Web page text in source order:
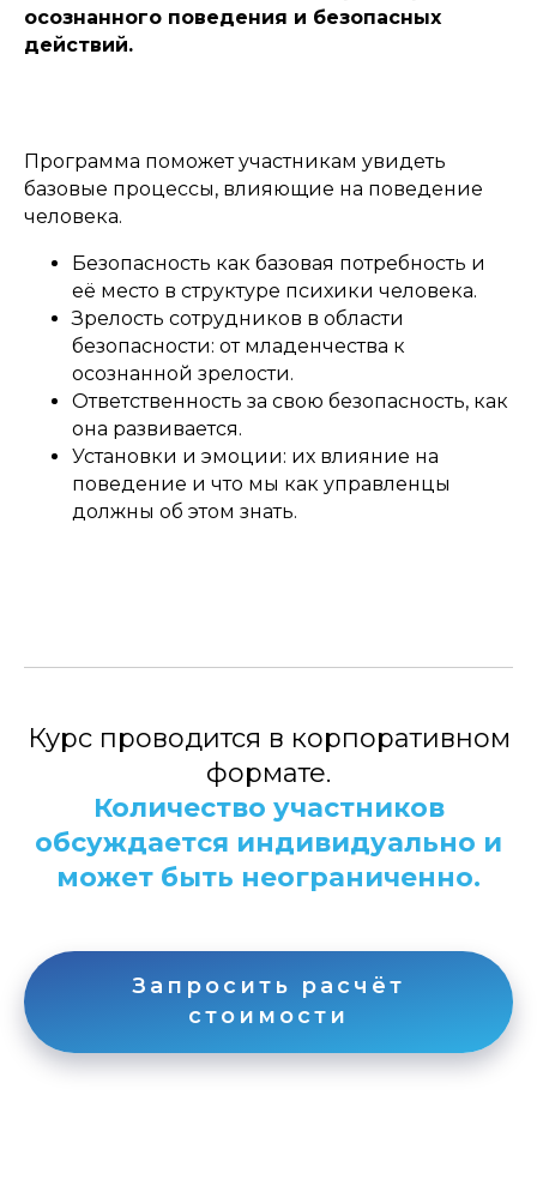
осознанного поведения и безопасных
действий.
Программа поможет участникам увидеть
базовые процессы, влияющие на поведение
человека.
Безопасность как базовая потребность и
её место в структуре психики человека.
Зрелость сотрудников в области
безопасности: от младенчества к
осознанной зрелости.
Ответственность за свою безопасность, как
она развивается.
Установки и эмоции: их влияние на
поведение и что мы как управленцы
должны об этом знать.
Курс проводится в корпоративном
формате.
Количество участников
обсуждается индивидуально и
может быть неограниченно.
Запросить расчёт
стоимости